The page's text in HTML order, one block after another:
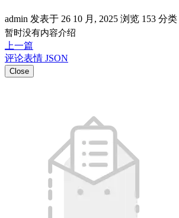
admin 发表于 26 10 月, 2025 浏览 153 分类
暂时没有内容介绍
上一篇
评论表情 JSON
Close